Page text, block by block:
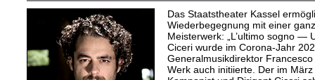
Das Staatstheater Kassel
Wiederbegegnung mit einer
Meisterwerk: „L’ultimo sogno —
Ciceri wurde im Corona-Jahr
Generalmusikdirektor
Werk auch initiierte. Der im